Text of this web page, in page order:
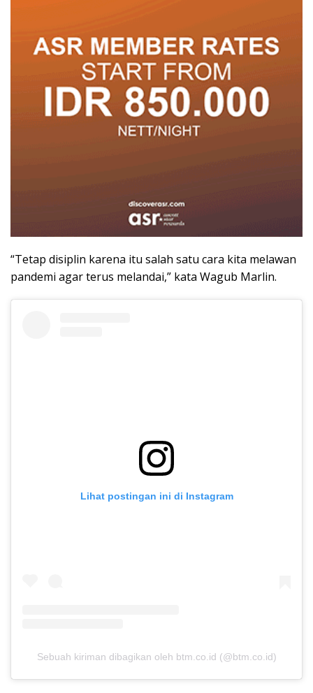
“Tetap disiplin karena itu salah satu cara kita melawan
pandemi agar terus melandai,” kata Wagub Marlin.
Lihat postingan ini di Instagram
Sebuah kiriman dibagikan oleh btm.co.id (@btm.co.id)